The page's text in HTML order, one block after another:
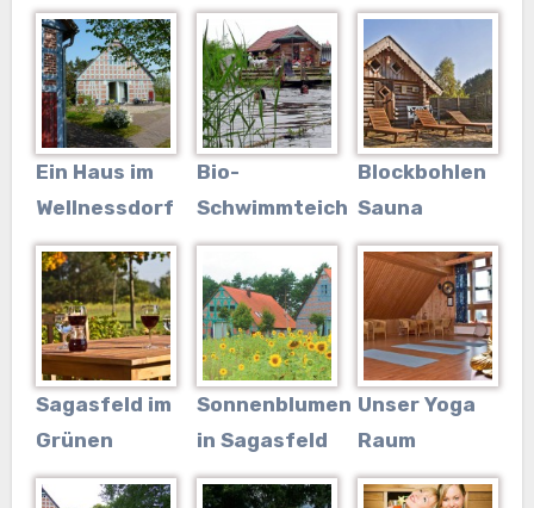
Ein Haus im
Wellnessdorf
Bio-
Schwimmteich
Blockbohlen
Sauna
Sagasfeld im
Grünen
Sonnenblumen
in Sagasfeld
Unser Yoga
Raum